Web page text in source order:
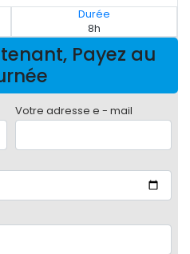
Durée
8h
Payez au
Votre adresse e - mail